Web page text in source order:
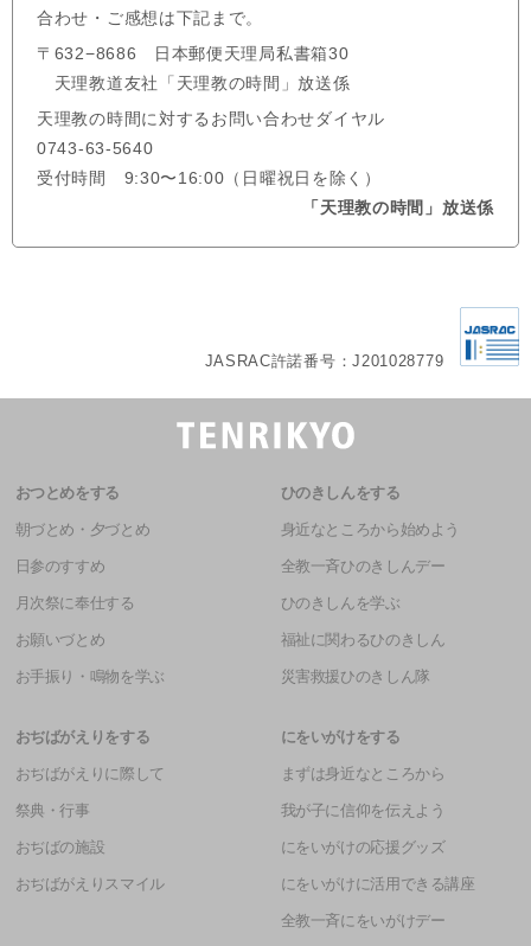
合わせ・ご感想は下記まで。
〒632−8686 日本郵便天理局私書箱30
天理教道友社「天理教の時間」放送係
天理教の時間に対するお問い合わせダイヤル
0743-63-5640
受付時間 9:30〜16:00（日曜祝日を除く）
「天理教の時間」放送係
JASRAC許諾番号：J201028779
おつとめをする
朝づとめ・夕づとめ
日参のすすめ
月次祭に奉仕する
お願いづとめ
お手振り・鳴物を学ぶ
ひのきしんをする
身近なところから始めよう
全教一斉ひのきしんデー
ひのきしんを学ぶ
福祉に関わるひのきしん
災害救援ひのきしん隊
おぢばがえりをする
おぢばがえりに際して
祭典・行事
おぢばの施設
おぢばがえりスマイル
にをいがけをする
まずは身近なところから
我が子に信仰を伝えよう
にをいがけの応援グッズ
にをいがけに活用できる講座
全教一斉にをいがけデー